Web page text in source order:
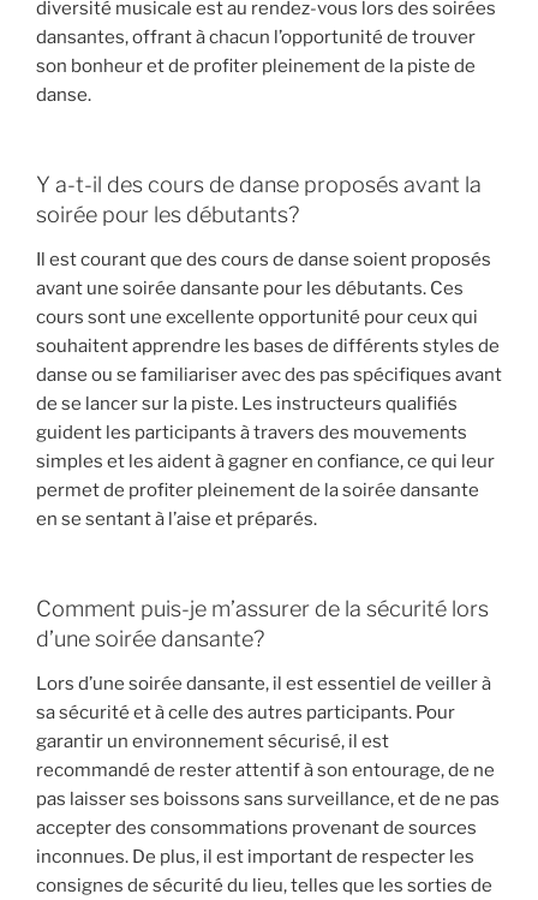
diversité musicale est au rendez-vous lors des soirées
dansantes, offrant à chacun l’opportunité de trouver
son bonheur et de profiter pleinement de la piste de
danse.
Y a-t-il des cours de danse proposés avant la
soirée pour les débutants?
Il est courant que des cours de danse soient proposés
avant une soirée dansante pour les débutants. Ces
cours sont une excellente opportunité pour ceux qui
souhaitent apprendre les bases de différents styles de
danse ou se familiariser avec des pas spécifiques avant
de se lancer sur la piste. Les instructeurs qualifiés
guident les participants à travers des mouvements
simples et les aident à gagner en confiance, ce qui leur
permet de profiter pleinement de la soirée dansante
en se sentant à l’aise et préparés.
Comment puis-je m’assurer de la sécurité lors
d’une soirée dansante?
Lors d’une soirée dansante, il est essentiel de veiller à
sa sécurité et à celle des autres participants. Pour
garantir un environnement sécurisé, il est
recommandé de rester attentif à son entourage, de ne
pas laisser ses boissons sans surveillance, et de ne pas
accepter des consommations provenant de sources
inconnues. De plus, il est important de respecter les
consignes de sécurité du lieu, telles que les sorties de